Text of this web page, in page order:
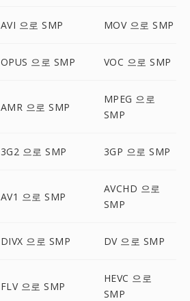
AVI 으로 SMP MOV 으로 SMP
OPUS 으로 SMP VOC 으로 SMP
AMR 으로 SMP
MPEG 으로
SMP
3G2 으로 SMP 3GP 으로 SMP
AV1 으로 SMP
AVCHD 으로
SMP
DIVX 으로 SMP DV 으로 SMP
FLV 으로 SMP
HEVC 으로
SMP